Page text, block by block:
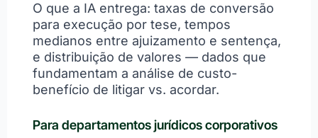
O que a IA entrega: taxas de conversão
para execução por tese, tempos
medianos entre ajuizamento e sentença,
e distribuição de valores — dados que
fundamentam a análise de custo-
benefício de litigar vs. acordar.
Para departamentos jurídicos corporativos